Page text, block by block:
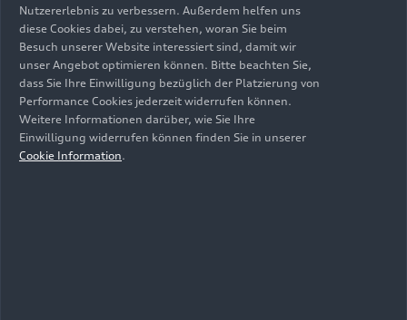
Das Exterieurdesign
Nutzererlebnis zu verbessern. Außerdem helfen uns
diese Cookies dabei, zu verstehen, woran Sie beim
Besuch unserer Website interessiert sind, damit wir
unser Angebot optimieren können. Bitte beachten Sie,
dass Sie Ihre Einwilligung bezüglich der Platzierung von
Performance Cookies jederzeit widerrufen können.
Weitere Informationen darüber, wie Sie Ihre
Einwilligung widerrufen können finden Sie in unserer
Cookie Information.